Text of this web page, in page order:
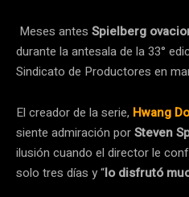
Meses antes Spielberg
durante la antesala de la 33°
Sindicato de Productores en
El creador de la serie, Hwang
siente admiración porSteven
ilusión cuando el director le
solo tres días y “lo disfrutó